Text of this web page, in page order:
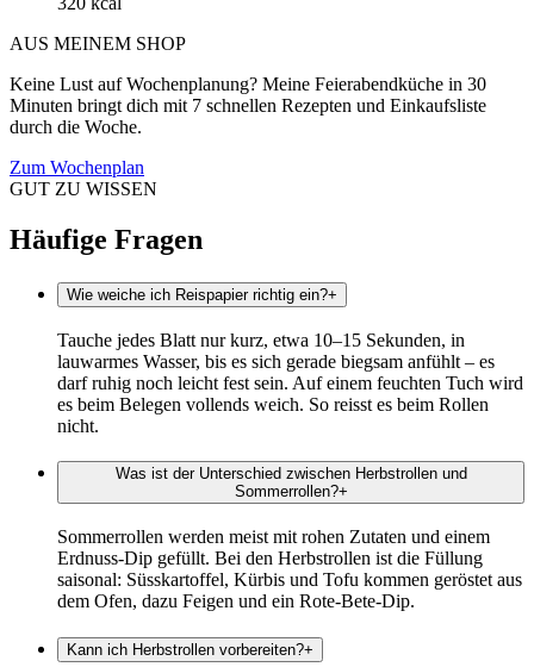
AUS MEINEM SHOP
Keine Lust auf Wochenplanung? Meine Feierabendküche in 30
Minuten bringt dich mit 7 schnellen Rezepten und Einkaufsliste
durch die Woche.
Zum Wochenplan
GUT ZU WISSEN
Häufige Fragen
Wie weiche ich Reispapier richtig ein?+
Tauche jedes Blatt nur kurz, etwa 10–15 Sekunden, in
lauwarmes Wasser, bis es sich gerade biegsam anfühlt – es
darf ruhig noch leicht fest sein. Auf einem feuchten Tuch wird
es beim Belegen vollends weich. So reisst es beim Rollen
nicht.
Was ist der Unterschied zwischen Herbstrollen und
Sommerrollen?+
Sommerrollen werden meist mit rohen Zutaten und einem
Erdnuss-Dip gefüllt. Bei den Herbstrollen ist die Füllung
saisonal: Süsskartoffel, Kürbis und Tofu kommen geröstet aus
dem Ofen, dazu Feigen und ein Rote-Bete-Dip.
Kann ich Herbstrollen vorbereiten?+